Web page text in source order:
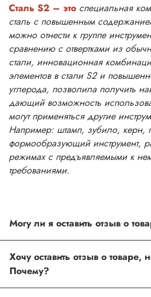
Сталь S2 – это специальная
сталь с повышенным
можно отнести к группе
сравнению с отвертками из
стали, инновационная
элементов в стали S2 и
углерода, позволила получить
дающий возможность
могут применяться другие
Например: штамп, зубило, керн,
формообразующий инструмент,
режимах с предъявляемыми к
требованиями.
специальное поле, где Вы можете
Также Вы можете присвоить
звёзд. Все отзывы о товарах
Хочу оставить отзыв о товаре,